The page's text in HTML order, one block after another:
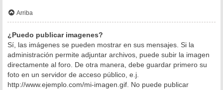
Arriba
¿Puedo publicar imagenes?
Sí, las imágenes se pueden mostrar en sus mensajes. Si la
administración permite adjuntar archivos, puede subir la imagen
directamente al foro. De otra manera, debe guardar primero su
foto en un servidor de acceso público, e.j.
http://www.ejemplo.com/mi-imagen.gif. No puede publicar